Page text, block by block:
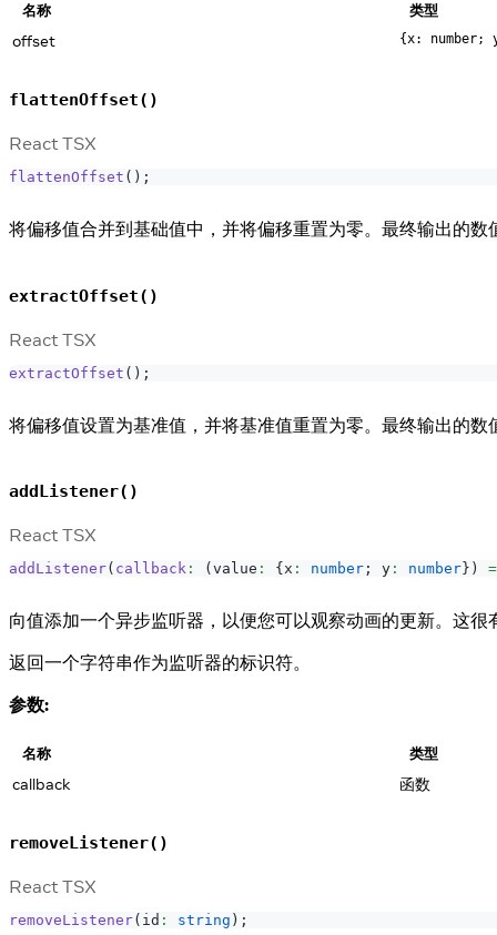
名称 类型
offset {x: number;
flattenOffset()
React TSX
flattenOffset ( ) ;
将偏移值合并到基础值中，并将偏移重置为零。最终输出的数
extractOffset()
React TSX
extractOffset ( ) ;
将偏移值设置为基准值，并将基准值重置为零。最终输出的数
addListener()
React TSX
addListener( callback : ( value : { x : number ; y : number } )
向值添加一个异步监听器，以便您可以观察动画的更新。这
返回一个字符串作为监听器的标识符。
参数:
名称 类型
callback 函数
removeListener()
React TSX
removeListener( id : string ) ;